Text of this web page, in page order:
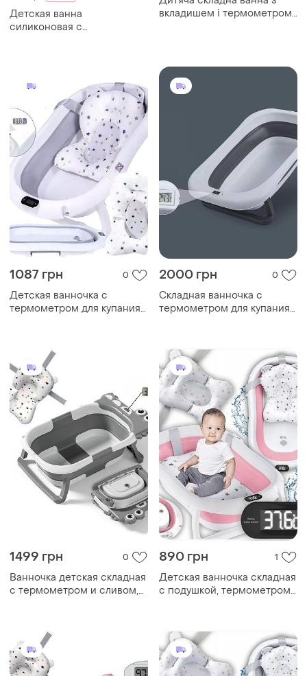
Детская ванна
силиконовая с
вкладишем і термометром
1087 грн 0
Детская ванночка с
термометром для купания
2000 грн 0
Складная ванночка с
термометром для купания
1499 грн 0
Ванночка детская складная
с термометром и сливом,
890 грн 1
Детская ванночка складная
с подушкой, термометром